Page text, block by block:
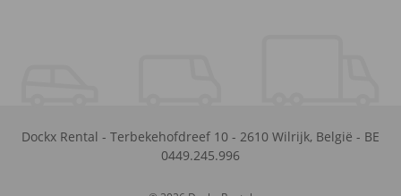
Dockx Rental - Terbekehofdreef 10 - 2610 Wilrijk, België - BE
0449.245.996